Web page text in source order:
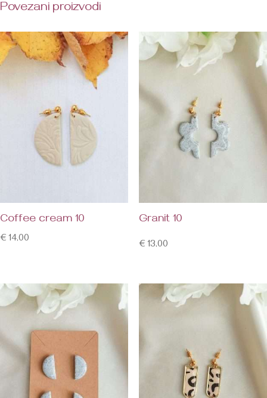
Povezani proizvodi
Coffee cream 10
€ 14,00
Granit 10
€13,00